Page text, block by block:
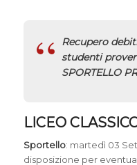
Recupero
studenti
SPORTELLO
LICEO
Sportello: martedì 03
disposizione per